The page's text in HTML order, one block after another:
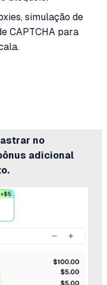
simulação de
CAPTCHA para
no
adicional